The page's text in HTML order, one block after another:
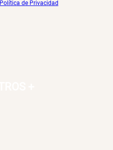
Política de Privacidad